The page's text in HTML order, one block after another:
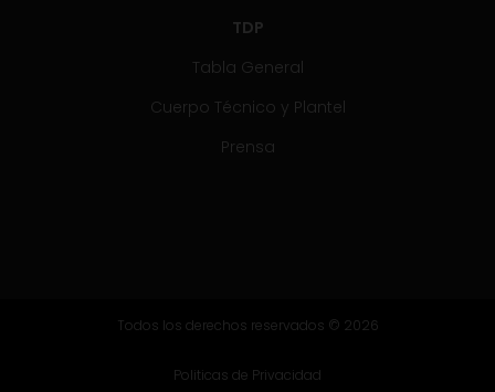
TDP
Tabla General
Cuerpo Técnico y Plantel
Prensa
Todos los derechos reservados © 2026
Politicas de Privacidad